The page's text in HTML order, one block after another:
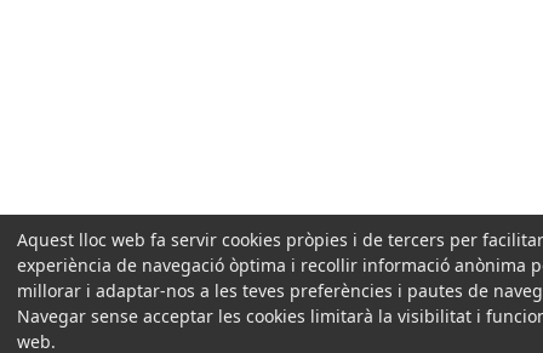
Aquest lloc web fa servir cookies pròpies i de tercers per
experiència de navegació òptima i recollir informació anònima
millorar i adaptar-nos a les teves preferències i pautes de
Navegar sense acceptar les cookies limitarà la visibilitat i
web.